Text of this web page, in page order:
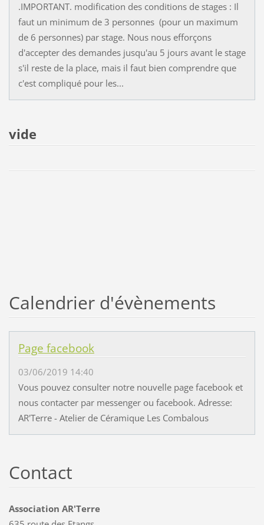
.IMPORTANT. modification des conditions de stages : Il
faut un minimum de 3 personnes (pour un maximum
de 6 personnes) par stage. Nous nous efforçons
d'accepter des demandes jusqu'au 5 jours avant le stage
s'il reste de la place, mais il faut bien comprendre que
c'est compliqué pour les...
vide
Calendrier d'évènements
Page facebook
03/06/2019 14:40
Vous pouvez consulter notre nouvelle page facebook et
nous contacter par messenger ou facebook. Adresse:
AR'Terre - Atelier de Céramique Les Combalous
Contact
Association AR'Terre